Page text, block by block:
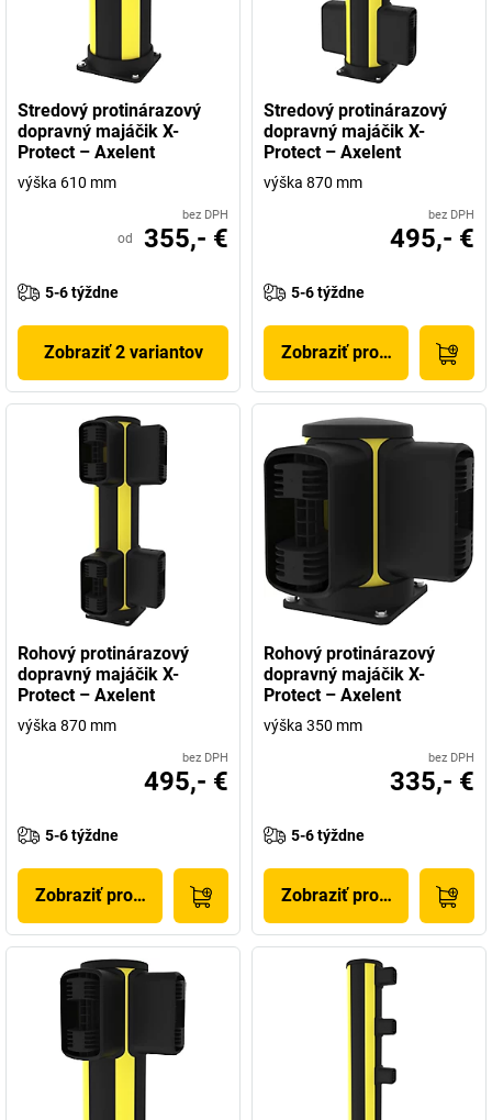
Stredový protinárazový
dopravný majáčik X-
Protect – Axelent
výška 610 mm
bez DPH
od 355,- €
5-6 týždne
Zobraziť 2 variantov
Stredový protinárazový
dopravný majáčik X-
Protect – Axelent
výška 870 mm
bez DPH
495,- €
5-6 týždne
Zobraziť produkt
Rohový protinárazový
dopravný majáčik X-
Protect – Axelent
výška 870 mm
bez DPH
495,- €
5-6 týždne
Zobraziť produkt
Rohový protinárazový
dopravný majáčik X-
Protect – Axelent
výška 350 mm
bez DPH
335,- €
5-6 týždne
Zobraziť produkt